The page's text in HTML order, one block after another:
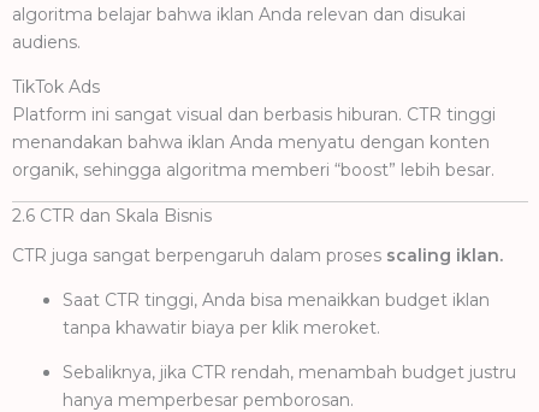
algoritma belajar bahwa iklan Anda relevan dan disukai
audiens.
TikTok Ads
Platform ini sangat visual dan berbasis hiburan. CTR tinggi
menandakan bahwa iklan Anda menyatu dengan konten
organik, sehingga algoritma memberi “boost” lebih besar.
2.6 CTR dan Skala Bisnis
CTR juga sangat berpengaruh dalam proses scaling iklan.
Saat CTR tinggi, Anda bisa menaikkan budget iklan
tanpa khawatir biaya per klik meroket.
Sebaliknya, jika CTR rendah, menambah budget justru
hanya memperbesar pemborosan.